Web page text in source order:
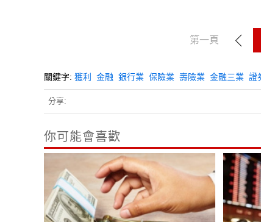
第一頁
關鍵字: 獲利 金融 銀行業 保險業 壽險業 金融三業 證
分享:
你可能會喜歡